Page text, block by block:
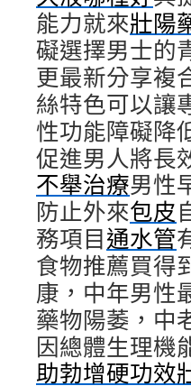
能力就來壯陽
礙選擇男士的
更最新分享複
絲特色可以讓
性功能障礙降
促進男人將長
不舉治療男性
防止外來包皮
務項目通水管
食物推薦買得
康，中年男性
藥物陽萎，中
因總體生理機
助勃增硬功效